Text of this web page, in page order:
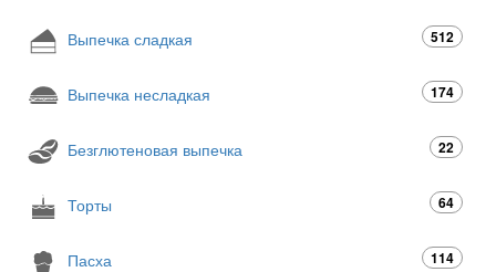
Выпечка сладкая 512
Выпечка несладкая 174
Безглютеновая выпечка 22
Торты 64
Пасха 114